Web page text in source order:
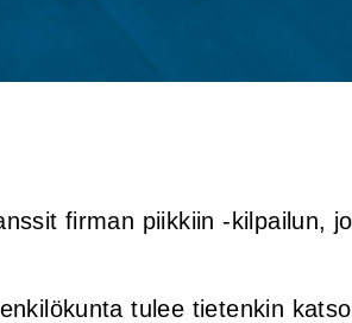
firman piikkiin -kilpailun,
tulee tietenkin